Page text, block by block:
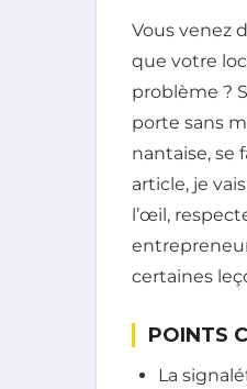
Vous venez
que votre
problème ?
porte sans
nantaise, se
article, je
l’œil,
certaines
POINTS
La